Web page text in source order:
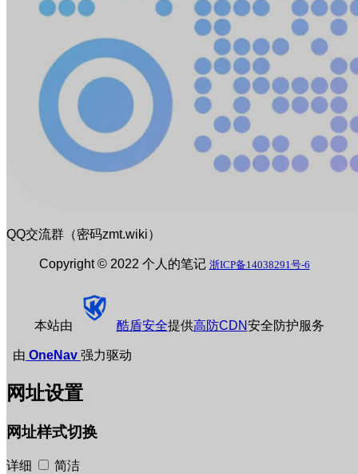
QQ交流群（密码zmt.wiki）
Copyright © 2022 个人的笔记 浙ICP备14038291号-6
本站由 酷盾安全提供高防CDN安全防护服务
由 OneNav 强力驱动
网址设置
网址样式切换
详细 简洁